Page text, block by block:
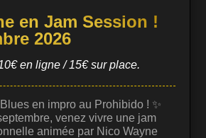
en Jam Session !
2026
en ligne / 15€ sur place.
en impro au Prohibido ! ✨
venez vivre une jam
animée par Nico Wayne